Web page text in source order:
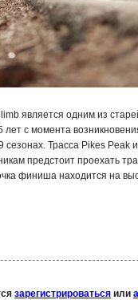
является одним из
с момента
Трасса Pikes Peak
предстоит проехать
финиша находится на
зарегистрироваться или